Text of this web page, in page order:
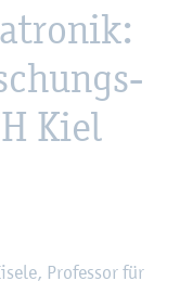
Kiel
Pro­fes­sor für
Kiel